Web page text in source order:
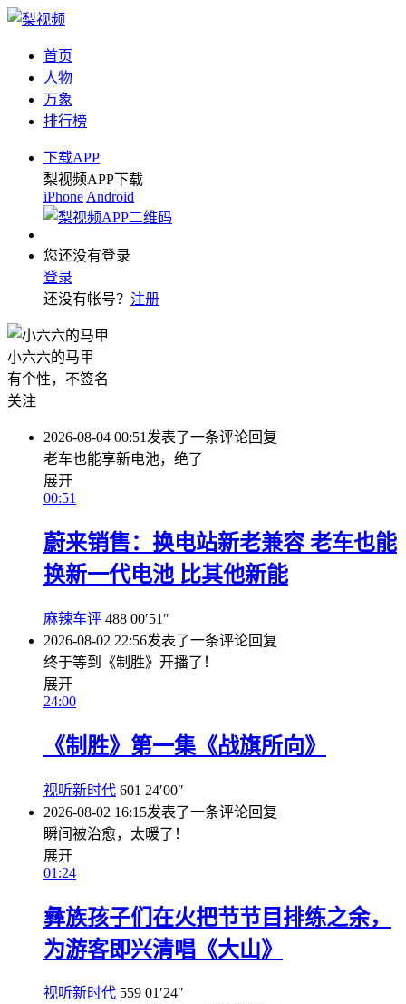
首页
人物
万象
排行榜
下载APP
梨视频APP下载
iPhone Android
您还没有登录
登录
还没有帐号？ 注册
小六六的马甲
有个性，不签名
关注
2026-08-04 00:51 发表了一条评论回复
老车也能享新电池，绝了
展开
00:51
蔚来销售：换电站新老兼容 老车也能
换新一代电池 比其他新能
麻辣车评 488 00′51″
2026-08-02 22:56发表了一条评论回复
终于等到《制胜》开播了！
展开
24:00
《制胜》第一集《战旗所向》
视听新时代 601 24′00″
2026-08-02 16:15发表了一条评论回复
瞬间被治愈，太暖了！
展开
01:24
彝族孩子们在火把节节目排练之余，
为游客即兴清唱《大山》
视听新时代 559 01′24″